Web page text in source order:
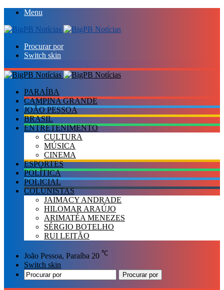
Menu
Procurar por
Switch skin
PARAÍBA
CAMPINA GRANDE
JOÃO PESSOA
BRASIL
ENTRETENIMENTO
CULTURA
MÚSICA
CINEMA
ESPORTES
POLÍTICA
POLICIAL
COLUNISTAS
JAIMACY ANDRADE
HILOMAR ARAÚJO
ARIMATÉA MENEZES
SÉRGIO BOTELHO
RUI LEITÃO
João Pessoa, Paraíba 20 ℃
Switch skin
Procurar por